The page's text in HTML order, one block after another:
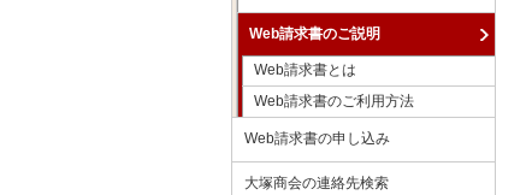
Web請求書のご説明
Web請求書とは
Web請求書のご利用方法
Web請求書の申し込み
大塚商会の連絡先検索